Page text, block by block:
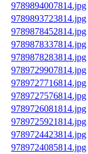
9789894007814.jpg
9789893723814.jpg
9789878452814.jpg
9789878337814.jpg
9789878283814.jpg
9789729907814.jpg
9789727716814.jpg
9789727576814.jpg
9789726081814.jpg
9789725921814.jpg
9789724423814.jpg
9789724085814.jpg